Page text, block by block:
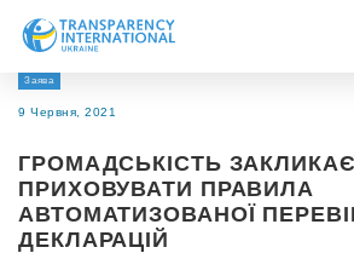
Про нас
Дослідження
Напрями роботи
Заява
9 Червня, 2021
ГРОМАДСЬКІСТЬ
ПРИХОВУВАТИ ПРАВИЛА
АВТОМАТИЗОВАНОЇ
ДЕКЛАРАЦІЙ